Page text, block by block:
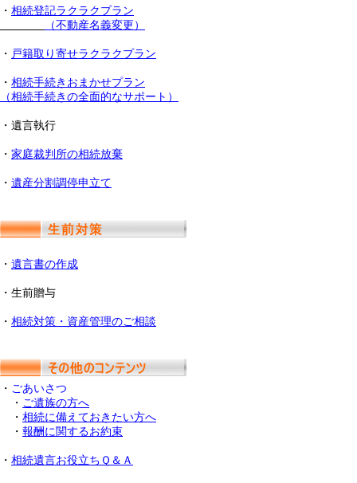
・ 相続登記ラクラクプラン
（不動産名義変更）
・ 戸籍取り寄せラクラクプラン
・ 相続手続きおまかせプラン
（相続手続きの全面的なサポート）
・遺言執行
・ 家庭裁判所の相続放棄
・ 遺産分割調停申立て
・ 遺言書の作成
・生前贈与
・ 相続対策・資産管理のご相談
・ ごあいさつ
・ ご遺族の方へ
・ 相続に備えておきたい方へ
・ 報酬に関するお約束
・ 相続遺言お役立ちＱ＆Ａ